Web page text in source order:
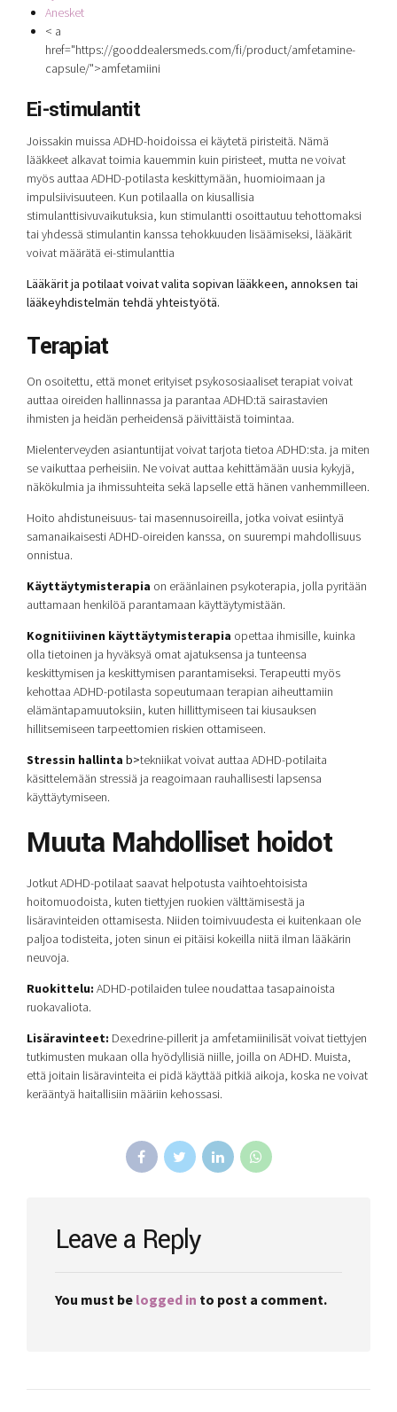
Anesket
< a
href="https://gooddealersmeds.com/fi/product/amfetamine-
capsule/">amfetamiini
Ei-stimulantit
Joissakin muissa ADHD-hoidoissa ei käytetä piristeitä. Nämä
lääkkeet alkavat toimia kauemmin kuin piristeet, mutta ne voivat
myös auttaa ADHD-potilasta keskittymään, huomioimaan ja
impulsiivisuuteen. Kun potilaalla on kiusallisia
stimulanttisivuvaikutuksia, kun stimulantti osoittautuu tehottomaksi
tai yhdessä stimulantin kanssa tehokkuuden lisäämiseksi, lääkärit
voivat määrätä ei-stimulanttia
Lääkärit ja potilaat voivat valita sopivan lääkkeen, annoksen tai
lääkeyhdistelmän tehdä yhteistyötä.
Terapiat
On osoitettu, että monet erityiset psykososiaaliset terapiat voivat
auttaa oireiden hallinnassa ja parantaa ADHD:tä sairastavien
ihmisten ja heidän perheidensä päivittäistä toimintaa.
Mielenterveyden asiantuntijat voivat tarjota tietoa ADHD:sta. ja miten
se vaikuttaa perheisiin. Ne voivat auttaa kehittämään uusia kykyjä,
näkökulmia ja ihmissuhteita sekä lapselle että hänen vanhemmilleen.
Hoito ahdistuneisuus- tai masennusoireilla, jotka voivat esiintyä
samanaikaisesti ADHD-oireiden kanssa, on suurempi mahdollisuus
onnistua.
Käyttäytymisterapia on eräänlainen psykoterapia, jolla pyritään
auttamaan henkilöä parantamaan käyttäytymistään.
Kognitiivinen käyttäytymisterapia opettaa ihmisille, kuinka
olla tietoinen ja hyväksyä omat ajatuksensa ja tunteensa
keskittymisen ja keskittymisen parantamiseksi. Terapeutti myös
kehottaa ADHD-potilasta sopeutumaan terapian aiheuttamiin
elämäntapamuutoksiin, kuten hillittymiseen tai kiusauksen
hillitsemiseen tarpeettomien riskien ottamiseen.
Stressin hallinta b>tekniikat voivat auttaa ADHD-potilaita
käsittelemään stressiä ja reagoimaan rauhallisesti lapsensa
käyttäytymiseen.
Muuta Mahdolliset hoidot
Jotkut ADHD-potilaat saavat helpotusta vaihtoehtoisista
hoitomuodoista, kuten tiettyjen ruokien välttämisestä ja
lisäravinteiden ottamisesta. Niiden toimivuudesta ei kuitenkaan ole
paljoa todisteita, joten sinun ei pitäisi kokeilla niitä ilman lääkärin
neuvoja.
Ruokittelu: ADHD-potilaiden tulee noudattaa tasapainoista
ruokavaliota.
Lisäravinteet: Dexedrine-pillerit ja amfetamiinilisät voivat tiettyjen
tutkimusten mukaan olla hyödyllisiä niille, joilla on ADHD. Muista,
että joitain lisäravinteita ei pidä käyttää pitkiä aikoja, koska ne voivat
kerääntyä haitallisiin määriin kehossasi.
Leave a Reply
You must be logged in to post a comment.